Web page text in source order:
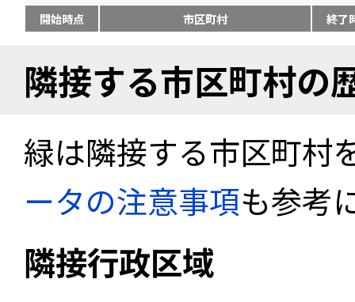
開始時点
市区町村 終了
隣接する市区町村の
緑は隣接する市区町村
ータの注意事項も参考
隣接行政区域